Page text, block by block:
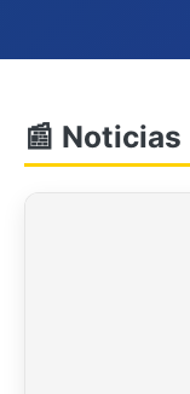
📰 Noticias